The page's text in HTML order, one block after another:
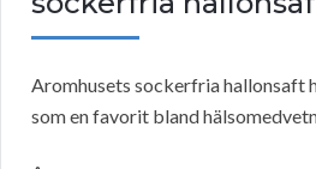
Aromhusets sockerfria hallonsaft
som en favorit bland